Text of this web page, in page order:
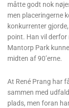
måtte godt nok
men placeringerne
konkurrenter
point. Han vil derfor
Mantorp Park
midten af 90’erne.
At René Prang har
sammen med
plads, men foran